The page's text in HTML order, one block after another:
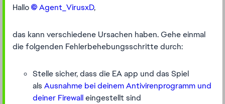
Hallo Agent_VirusxD​,
das kann verschiedene Ursachen haben. Gehe einmal
die folgenden Fehlerbehebungsschritte durch:
Stelle sicher, dass die EA app und das Spiel
als Ausnahme bei deinem Antivirenprogramm und
deiner Firewalleingestellt sind